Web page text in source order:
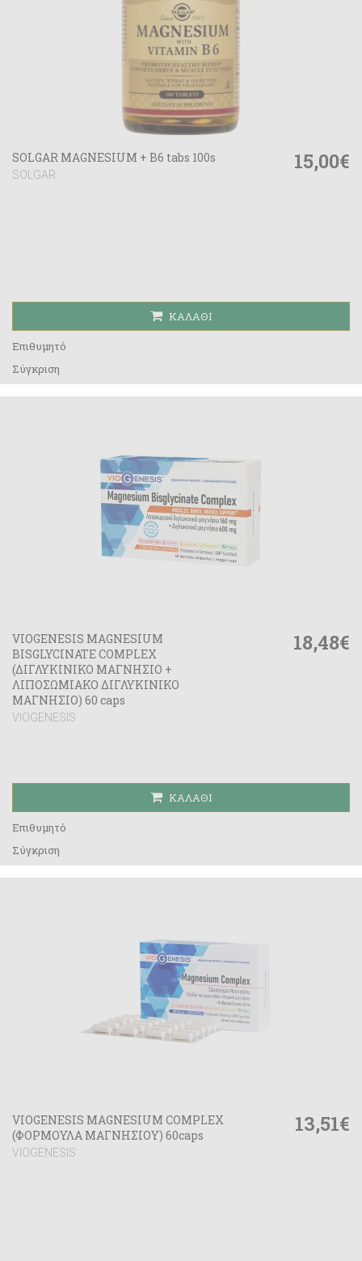
SOLGAR MAGNESIUM + B6 tabs 100s
SOLGAR
15,00€
ΚΑΛΆΘΙ
Επιθυμητό
Σύγκριση
VIOGENESIS MAGNESIUM
BISGLYCINATE COMPLEX
(ΔΙΓΛΥΚΙΝΙΚΟ ΜΑΓΝΗΣΙΟ +
ΛΙΠΟΣΩΜΙΑΚΟ ΔΙΓΛΥΚΙΝΙΚΟ
ΜΑΓΝΗΣΙΟ) 60 caps
VIOGENESIS
18,48€
ΚΑΛΆΘΙ
Επιθυμητό
Σύγκριση
VIOGENESIS MAGNESIUM COMPLEX
(ΦΟΡΜΟΥΛΑ ΜΑΓΝΗΣΙΟΥ) 60caps
VIOGENESIS
13,51€